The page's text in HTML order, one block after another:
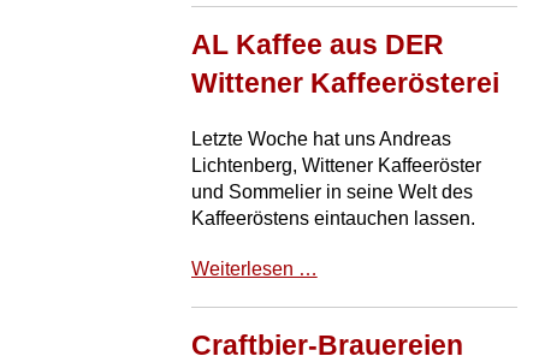
Glimmerzeit!
AL Kaffee aus DER
Wittener Kaffeerösterei
Letzte Woche hat uns Andreas
Lichtenberg, Wittener Kaffeeröster
und Sommelier in seine Welt des
Kaffeeröstens eintauchen lassen.
Weiterlesen …
DER
Craftbier-Brauereien